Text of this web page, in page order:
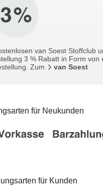
van Soest Stoffclub
3 % Rabatt in Form von
Zum
van Soest
für Neukunden
für Kunden